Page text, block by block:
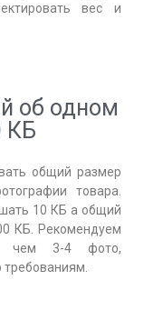
вес и
об одном
КБ
общий размер
товара.
10 КБ а общий
КБ. Рекомендуем
чем 3-4 фото,
требованиям.